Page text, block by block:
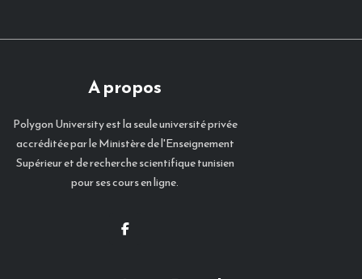
A propos
Polygon University est la seule université privée
accréditée par le Ministère de l'Enseignement
Supérieur et de recherche scientifique tunisien
pour ses cours en ligne.